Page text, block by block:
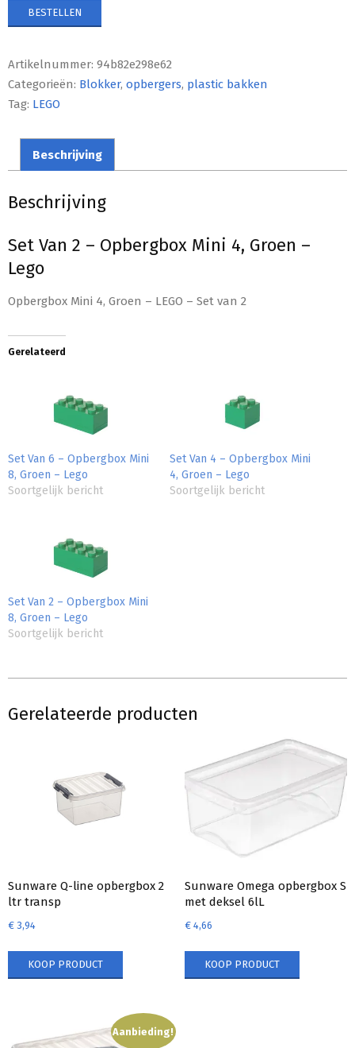
BESTELLEN
Artikelnummer: 94b82e298e62
Categorieën: Blokker, opbergers, plastic bakken
Tag: LEGO
Beschrijving
Beschrijving
Set Van 2 – Opbergbox Mini 4, Groen –
Lego
Opbergbox Mini 4, Groen – LEGO – Set van 2
Gerelateerd
Set Van 6 – Opbergbox Mini
8, Groen – Lego
Soortgelijk bericht
Set Van 4 – Opbergbox Mini
4, Groen – Lego
Soortgelijk bericht
Set Van 2 – Opbergbox Mini
8, Groen – Lego
Soortgelijk bericht
Gerelateerde producten
Sunware Q-line opbergbox 2
ltr transp
€ 3,94
KOOP PRODUCT
Sunware Omega opbergbox S
met deksel 6lL
€4,66
KOOP PRODUCT
Aanbieding!